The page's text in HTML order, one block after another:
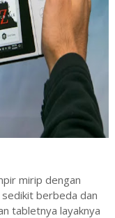
mirip dengan
berbeda dan
tabletnya layaknya